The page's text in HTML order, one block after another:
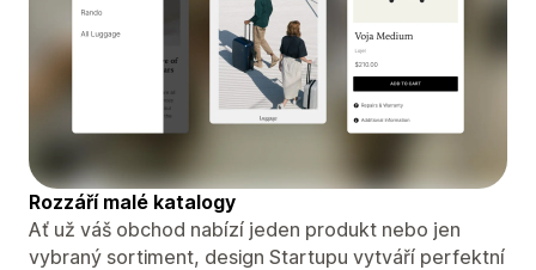
Rozzáří malé katalogy
Ať už váš obchod nabízí jeden produkt nebo jen
vybraný sortiment, design Startupu vytváří perfektní